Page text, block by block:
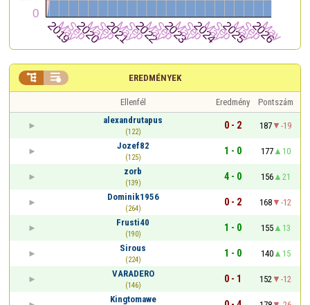
EREDMÉNYEK
 
Ellenfél Eredmény
Pontszám
alexandrutapus
(122)
0 - 2 187
-19
Jozef82
(125)
1 - 0 177
10
zorb
(139)
4 - 0 156
21
Dominik1956
(264)
0 - 2 168
-12
Frusti40
(190)
1 - 0 155
13
Sirous
(224)
1 - 0 140
15
VARADERO
(146)
0 - 1 152
-12
Kingtomawe